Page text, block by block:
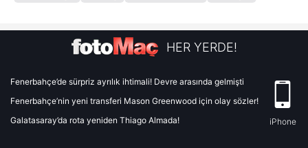
HER YERDE!
Fenerbahçe’de sürpriz ayrılık ihtimali! Devre arasında gelmişti
Fenerbahçe’nin yeni transferi Mason Greenwood için olay sözler!
Galatasaray’da rota yeniden Thiago Almada!
iPhone